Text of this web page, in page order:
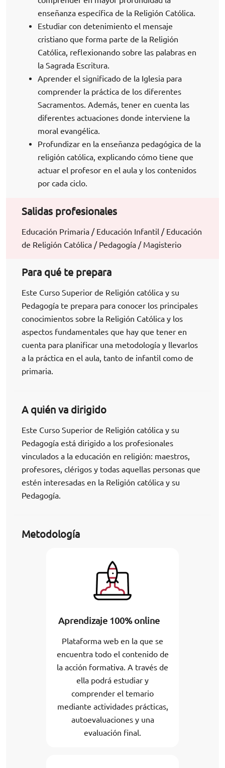
enseñanza específica de la Religión Católica.
Estudiar con detenimiento el mensaje
cristiano que forma parte de la Religión
Católica, reflexionando sobre las palabras en
la Sagrada Escritura.
Aprender el significado de la Iglesia para
comprender la práctica de los diferentes
Sacramentos. Además, tener en cuenta las
diferentes actuaciones donde interviene la
moral evangélica.
Profundizar en la enseñanza pedagógica de la
religión católica, explicando cómo tiene que
actuar el profesor en el aula y los contenidos
por cada ciclo.
Salidas profesionales
Educación Primaria / Educación Infantil / Educación
de Religión Católica / Pedagogía / Magisterio
Para qué te prepara
Este Curso Superior de Religión católica y su
Pedagogía te prepara para conocer los principales
conocimientos sobre la Religión Católica y los
aspectos fundamentales que hay que tener en
cuenta para planificar una metodología y llevarlos
a la práctica en el aula, tanto de infantil como de
primaria.
A quién va dirigido
Este Curso Superior de Religión católica y su
Pedagogía está dirigido a los profesionales
vinculados a la educación en religión: maestros,
profesores, clérigos y todas aquellas personas que
estén interesadas en la Religión católica y su
Pedagogía.
Metodología
Aprendizaje 100% online
Plataforma web en la que se
encuentra todo el contenido de
la acción formativa. A través de
ella podrá estudiar y
comprender el temario
mediante actividades prácticas,
autoevaluaciones y una
evaluación final.